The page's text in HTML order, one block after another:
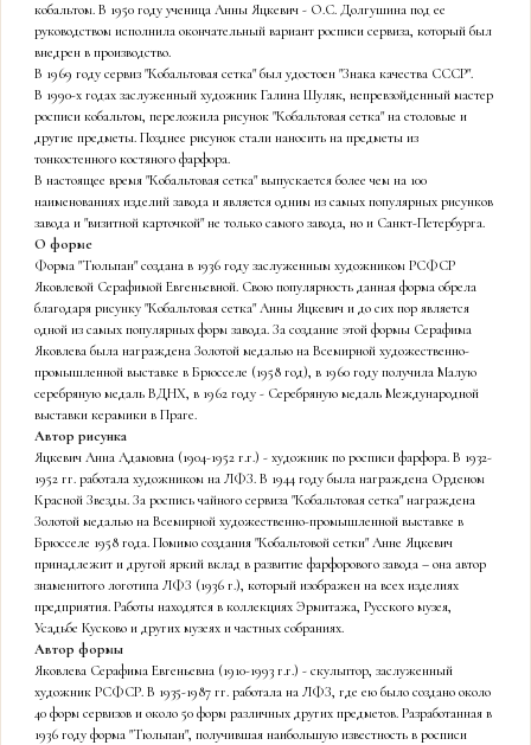
кобальтом. В 1950 году ученица Анны Яцкевич - О.С. Долгушина под ее
руководством исполнила окончательный вариант росписи сервиза, который был
внедрен в производство.
В 1969 году сервиз "Кобальтовая сетка" был удостоен "Знака качества СССР".
В 1990-х годах заслуженный художник Галина Шуляк, непревзойденный мастер
росписи кобальтом, переложила рисунок "Кобальтовая сетка" на столовые и
другие предметы. Позднее рисунок стали наносить на предметы из
тонкостенного костяного фарфора.
В настоящее время "Кобальтовая сетка" выпускается более чем на 100
наименованиях изделий завода и является одним из самых популярных рисунков
завода и "визитной карточкой" не только самого завода, но и Санкт-Петербурга.
О форме
Форма "Тюльпан" создана в 1936 году заслуженным художником РСФСР
Яковлевой Серафимой Евгеньевной. Свою популярность данная форма обрела
благодаря рисунку "Кобальтовая сетка" Анны Яцкевич и до сих пор является
одной из самых популярных форм завода. За создание этой формы Серафима
Яковлева была награждена Золотой медалью на Всемирной художественно-
промышленной выставке в Брюсселе (1958 год), в 1960 году получила Малую
серебряную медаль ВДНХ, в 1962 году - Серебряную медаль Международной
выставки керамики в Праге.
Автор рисунка
Яцкевич Анна Адамовна (1904-1952 г.г.) - художник по росписи фарфора. В 1932-
1952 гг. работала художником на ЛФЗ. В 1944 году была награждена Орденом
Красной Звезды. За роспись чайного сервиза "Кобальтовая сетка" награждена
Золотой медалью на Всемирной художественно-промышленной выставке в
Брюсселе 1958 года. Помимо создания "Кобальтовой сетки" Анне Яцкевич
принадлежит и другой яркий вклад в развитие фарфорового завода – она автор
знаменитого логотипа ЛФЗ (1936 г.), который изображен на всех изделиях
предприятия. Работы находятся в коллекциях Эрмитажа, Русского музея,
Усадьбе Кусково и других музеях и частных собраниях.
Автор формы
Яковлева Серафима Евгеньевна (1910-1993 г.г.) - скульптор, заслуженный
художник РСФСР. В 1935-1987 гг. работала на ЛФЗ, где ею было создано около
40 форм сервизов и около 50 форм различных других предметов. Разработанная в
1936 году форма "Тюльпан", получившая наибольшую известность в росписи